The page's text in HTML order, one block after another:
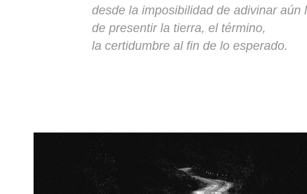
desde la imposibilidad de adivinar aún
de presentir la tierra, el término,
la certidumbre al fin de lo esperado.